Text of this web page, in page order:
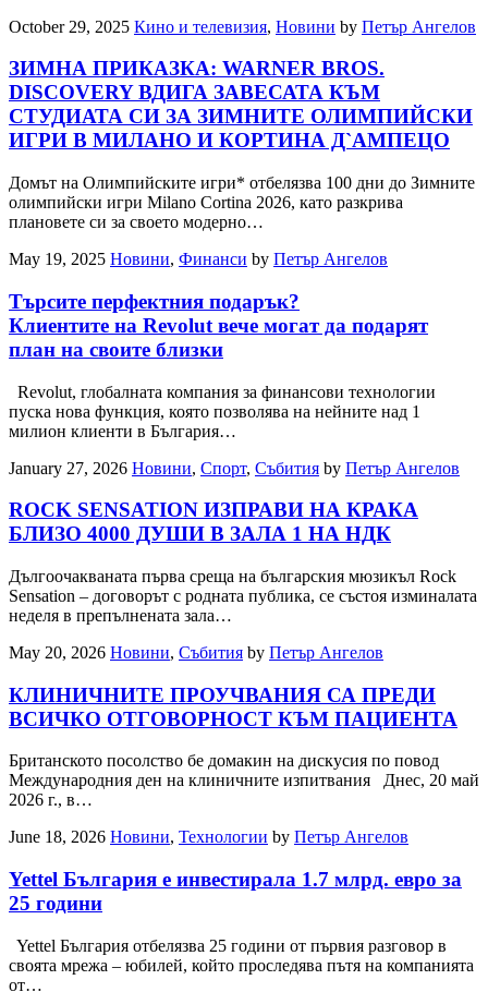
October 29, 2025 Кино и телевизия, Новини by Петър Ангелов
ЗИМНА ПРИКАЗКА: WARNER BROS.
DISCOVERY ВДИГА ЗАВЕСАТА КЪМ
СТУДИАТА СИ ЗА ЗИМНИТЕ ОЛИМПИЙСКИ
ИГРИ В МИЛАНО И КОРТИНА Д`АМПЕЦО
Домът на Олимпийските игри* отбелязва 100 дни до Зимните
олимпийски игри Milanо Cortina 2026, като разкрива
плановете си за своето модерно…
May 19, 2025 Новини, Финанси by Петър Ангелов
Търсите перфектния подарък?
Клиентите на Revolut вече могат да подарят
план на своите близки
Revolut, глобалната компания за финансови технологии
пуска нова функция, която позволява на нейните над 1
милион клиенти в България…
January 27, 2026 Новини, Спорт, Събития by Петър Ангелов
ROCK SENSATION ИЗПРАВИ НА КРАКА
БЛИЗО 4000 ДУШИ В ЗАЛА 1 НА НДК
Дългоочакваната първа среща на българския мюзикъл Rock
Sensation – договорът с родната публика, се състоя изминалата
неделя в препълнената зала…
May 20, 2026 Новини, Събития by Петър Ангелов
КЛИНИЧНИТЕ ПРОУЧВАНИЯ СА ПРЕДИ
ВСИЧКО ОТГОВОРНОСТ КЪМ ПАЦИЕНТА
Британското посолство бе домакин на дискусия по повод
Международния ден на клиничните изпитвания Днес, 20 май
2026 г., в…
June 18, 2026 Новини, Технологии by Петър Ангелов
Yettel България е инвестирала 1.7 млрд. евро за
25 години
Yettel България отбелязва 25 години от първия разговор в
своята мрежа – юбилей, който проследява пътя на компанията
от…